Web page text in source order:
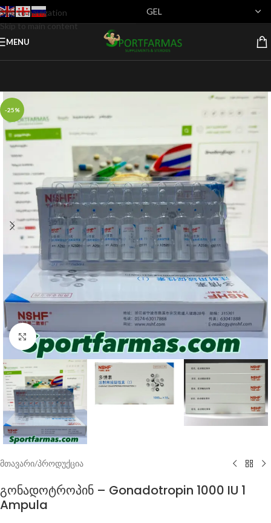
Skip to navigation
Skip to main content
MENU
-25%
Click to enlarge
მთავარი/პროდუქცია
გონადოტროპინ – Gonadotropin 1000 IU 1
Ampula